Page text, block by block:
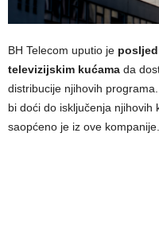
BH Telecom uputio je
televizijskim kućama da
distribucije njihovih
bi doći do isključenja njihovih
saopćeno je iz ove kompanije.